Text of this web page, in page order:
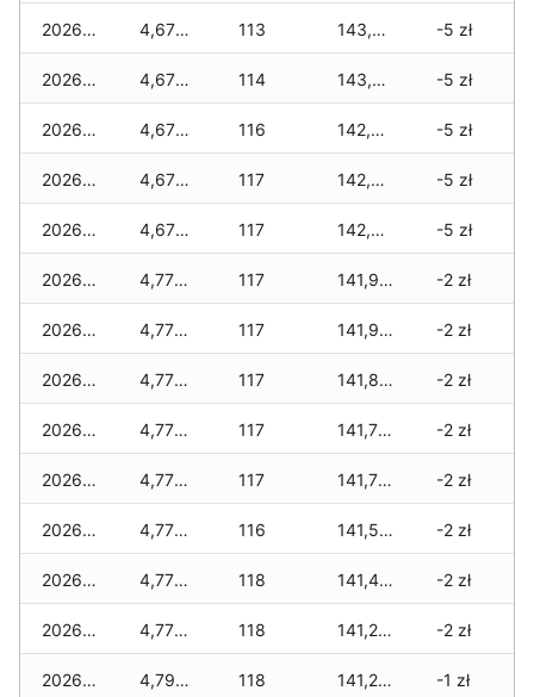
2026-06-05 4,675 zł 113 143,480 zł -5 zł
2026-06-04 4,675 zł 114 143,265 zł -5 zł
2026-06-03 4,675 zł 116 142,630 zł -5 zł
2026-06-02 4,675 zł 117 142,450 zł -5 zł
2026-06-01 4,675 zł 117 142,400 zł -5 zł
2026-05-31 4,775 zł 117 141,980 zł -2 zł
2026-05-30 4,775 zł 117 141,955 zł -2 zł
2026-05-29 4,775 zł 117 141,855 zł -2 zł
2026-05-28 4,775 zł 117 141,725 zł -2 zł
2026-05-27 4,775 zł 117 141,725 zł -2 zł
2026-05-26 4,775 zł 116 141,590 zł -2 zł
2026-05-25 4,775 zł 118 141,475 zł -2 zł
2026-05-24 4,775 zł 118 141,225 zł -2 zł
2026-05-23 4,790 zł 118 141,240 zł -1 zł